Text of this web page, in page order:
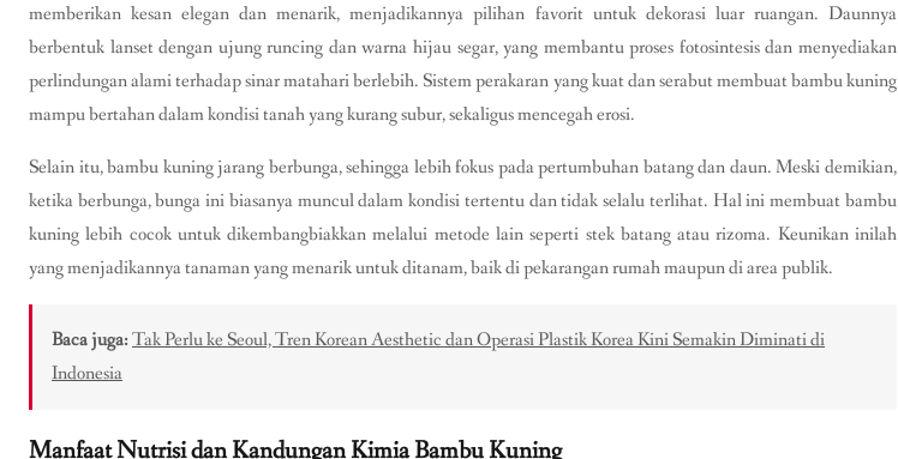
memberikan kesan elegan dan menarik, menjadikannya pilihan favorit untuk dekorasi luar ruangan. Daunnya
berbentuk lanset dengan ujung runcing dan warna hijau segar, yang membantu proses fotosintesis dan menyediakan
perlindungan alami terhadap sinar matahari berlebih. Sistem perakaran yang kuat dan serabut membuat bambu kuning
mampu bertahan dalam kondisi tanah yang kurang subur, sekaligus mencegah erosi.
Selain itu, bambu kuning jarang berbunga, sehingga lebih fokus pada pertumbuhan batang dan daun. Meski demikian,
ketika berbunga, bunga ini biasanya muncul dalam kondisi tertentu dan tidak selalu terlihat. Hal ini membuat bambu
kuning lebih cocok untuk dikembangbiakkan melalui metode lain seperti stek batang atau rizoma. Keunikan inilah
yang menjadikannya tanaman yang menarik untuk ditanam, baik di pekarangan rumah maupun di area publik.
Baca juga:Tak Perlu ke Seoul, Tren Korean Aesthetic dan Operasi Plastik Korea Kini Semakin Diminati di
Indonesia
Manfaat Nutrisi dan Kandungan Kimia Bambu Kuning